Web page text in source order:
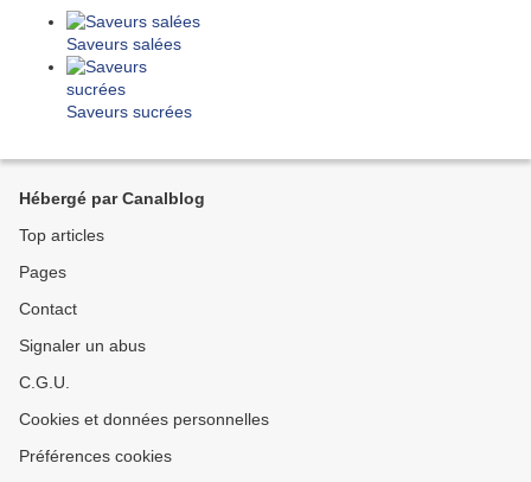
Saveurs salées
Saveurs sucrées
Hébergé par Canalblog
Top articles
Pages
Contact
Signaler un abus
C.G.U.
Cookies et données personnelles
Préférences cookies